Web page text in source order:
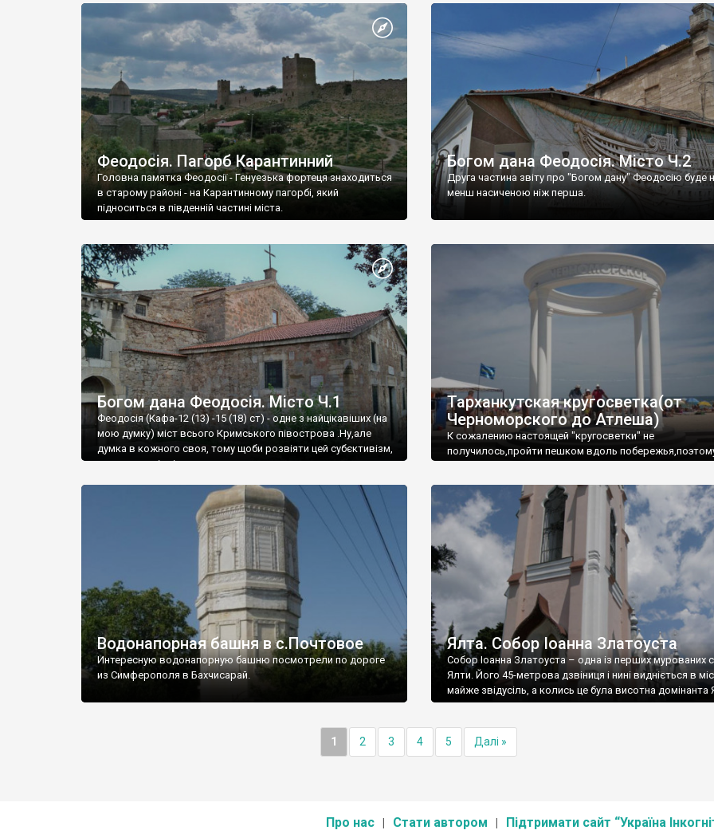
Феодосія. Пагорб Карантинний
Головна памятка Феодосії - Генуезька фортеця знаходиться
в старому районі - на Карантинному пагорбі, який
підноситься в південній частині міста.
Богом дана Феодосія. Місто Ч.2
Друга частина звіту про "Богом дану" Феодосію буде
менш насиченою ніж перша.
Богом дана Феодосія. Місто Ч.1
Феодосія (Кафа-12 (13) -15 (18) ст) - одне з найцікавіших (на
мою думку) міст всього Кримського півострова .Ну,але
думка в кожного своя, тому щоби розвіяти цей субєктивізм,
запрошую відвідати це
Тарханкутская кругосветка(от
Черноморского до Атлеша)
К сожалению настоящей "кругосветки" не
получилось,пройти пешком вдоль
Водонапорная башня в с.Почтовое
Интересную водонапорную башню посмотрели по дороге
из Симферополя в Бахчисарай.
Ялта. Собор Іоанна Златоуста
Собор Іоанна Златоуста – одна із перших мурованих
Ялти. Його 45-метрова дзвіниця і нині видніється в
майже звідусіль, а колись це була висотна домінанта
1 2 3 4 5 Далі »
Про нас Стати автором Підтримати сайт “Україна